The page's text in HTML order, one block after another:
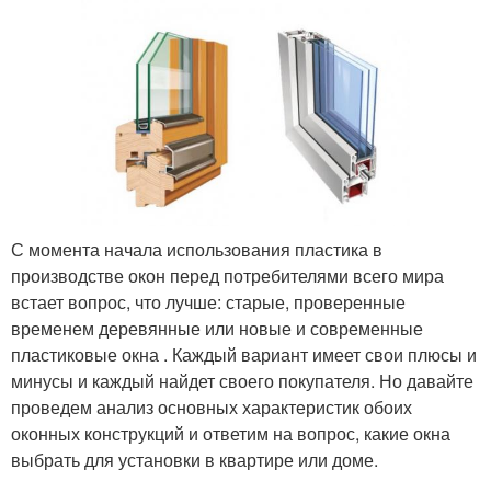
С момента начала использования пластика в
производстве окон перед потребителями всего мира
встает вопрос, что лучше: старые, проверенные
временем деревянные или новые и современные
пластиковые окна . Каждый вариант имеет свои плюсы и
минусы и каждый найдет своего покупателя. Но давайте
проведем анализ основных характеристик обоих
оконных конструкций и ответим на вопрос, какие окна
выбрать для установки в квартире или доме.